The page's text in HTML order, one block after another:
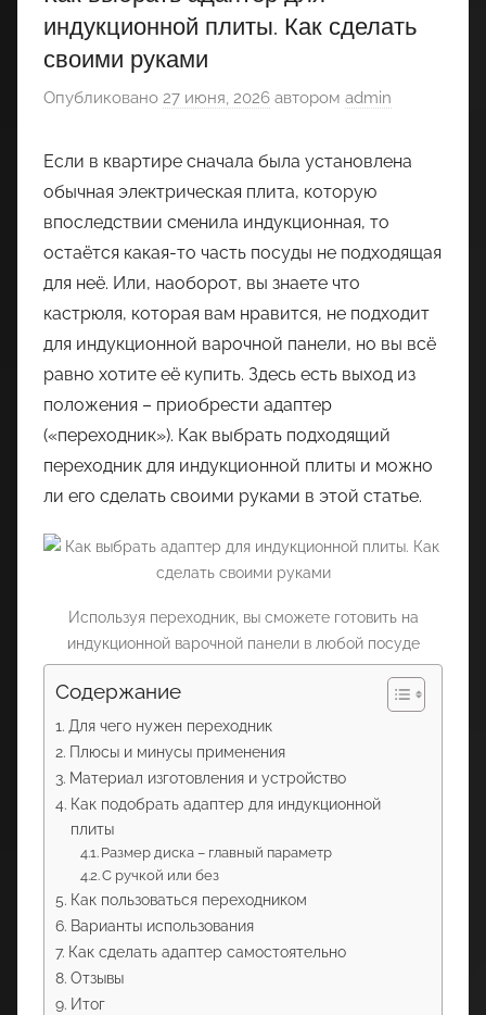
индукционной плиты. Как сделать
своими руками
Опубликовано 27 июня, 2026 автором admin
Если в квартире сначала была установлена
обычная электрическая плита, которую
впоследствии сменила индукционная, то
остаётся какая-то часть посуды не подходящая
для неё. Или, наоборот, вы знаете что
кастрюля, которая вам нравится, не подходит
для индукционной варочной панели, но вы всё
равно хотите её купить. Здесь есть выход из
положения – приобрести адаптер
(«переходник»). Как выбрать подходящий
переходник для индукционной плиты и можно
ли его сделать своими руками в этой статье.
Используя переходник, вы сможете готовить на
индукционной варочной панели в любой посуде
Содержание
Для чего нужен переходник
Плюсы и минусы применения
Материал изготовления и устройство
Как подобрать адаптер для индукционной
плиты
Размер диска – главный параметр
С ручкой или без
Как пользоваться переходником
Варианты использования
Как сделать адаптер самостоятельно
Отзывы
Итог